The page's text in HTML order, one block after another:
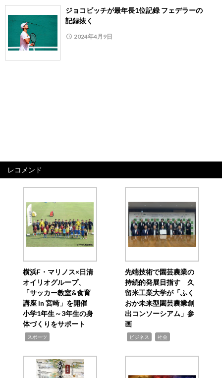
ジョコビッチが最年長1位記録 フェデラーの
記録抜く
2024年4月9日
レコメンド
横浜F・マリノス×日清
オイリオグループ、
「サッカー教室&食育
講座 in 宮崎」を開催
小学1年生～3年生の身
体づくりをサポート
スポーツ
先端技術で園芸農業の
持続的発展目指す 久
留米工業大学が「ふく
おか未来型園芸農業創
出コンソーシアム」参
画
ビジネス 社会